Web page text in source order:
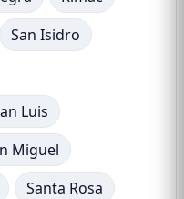
San Isidro
Luis
Miguel
Santa Rosa